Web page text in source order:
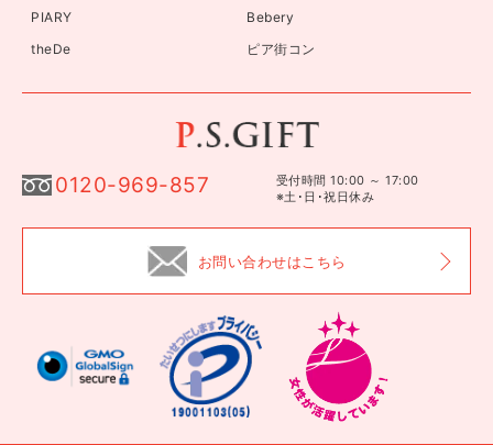
PIARY
Bebery
theDe
ピア街コン
0120-969-857
受付時間 10:00 ～ 17:00
※土･日･祝日休み
お問い合わせはこちら